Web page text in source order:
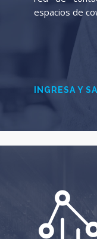
espacios de
INGRESA Y